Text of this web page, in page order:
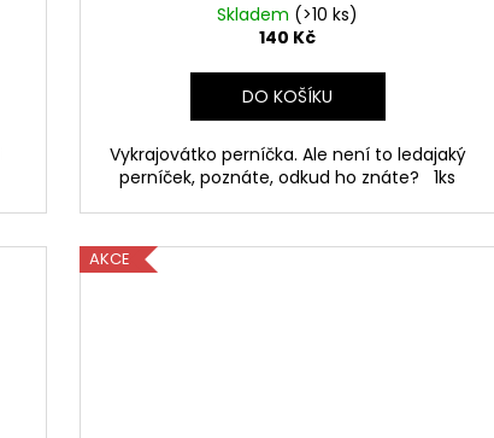
Skladem (>10 ks)
140 Kč
DO KOŠÍKU
Vykrajovátko perníčka. Ale není to ledajaký
perníček, poznáte, odkud ho znáte? 1ks
AKCE